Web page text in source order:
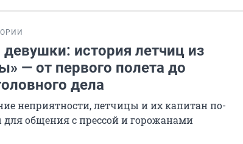
девушки: история летчиц из
— от первого полета до
дела
неприятности, летчицы и их капитан по-
общения с прессой и горожанами